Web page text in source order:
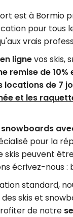
est à Bormio
pour tous
vrais
lignevos skis,
remise de
locations de 7
et les
pour la
skis peuvent
écrivez-nous :
standard,
des skis et
de notre